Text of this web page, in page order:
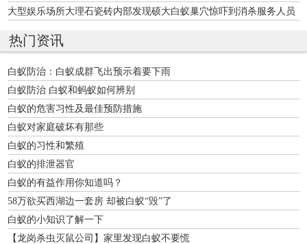
大型娱乐场所大理石瓷砖内部发现硕大白蚁巢穴惊吓到消杀服务人员
热门资讯
白蚁防治：白蚁成群飞出预示着要下雨
白蚁防治 白蚁和蚂蚁如何辨别
白蚁的危害习性及最佳预防措施
白蚁对家庭破坏有那些
白蚁的习性和繁殖
白蚁的排泄器官
白蚁的有益作用你知道吗？
58万欲买西湖边一套房 却被白蚁“毁”了
白蚁的小知识了解一下
【龙岗杀虫灭鼠公司】家里发现白蚁不要慌